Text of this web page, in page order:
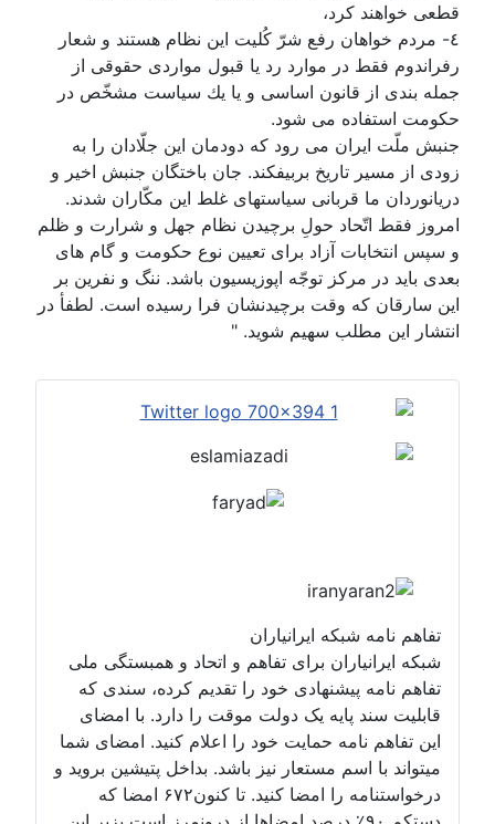
قطعى خواهند كرد،
٤- مردم خواهان رفع شرّ كُليت اين نظام هستند و شعار
رفراندوم فقط در موارد رد يا قبول مواردى حقوقى از
جمله بندى از قانون اساسى و يا يك سياست مشخّص در
حكومت استفاده مى شود.
جنبش ملّت ايران مى رود كه دودمان اين جلّادان را به
زودى از مسير تاريخ بربيفكند. جان باختگان جنبش اخير و
دريانوردان ما قربانى سياستهاى غلط اين مكّاران شدند.
امروز فقط اتّحاد حولِ برچيدن نظام جهل و شرارت و ظلم
و سپس انتخابات آزاد براى تعيين نوع حكومت و گام هاى
بعدى بايد در مركز توجّه اپوزيسيون باشد. ننگ و نفرين بر
اين سارقان كه وقت برچيدنشان فرا رسيده است. لطفأ در
انتشار اين مطلب سهيم شويد. "
تفاهم نامه شبکه ایرانیاران
شبکه ایرانیاران برای تفاهم و اتحاد و همبستگی ملی
تفاهم نامه پیشنهادی خود را تقدیم کرده، سندی که
قابلیت سند پایه یک دولت موقت را دارد. با امضای
این تفاهم نامه حمایت خود را اعلام کنید. امضای شما
میتواند با اسم مستعار نیز باشد. بداخل پتیشین بروید و
درخواستنامه را امضا کنید. تا کنون۶۷۲ امضا که